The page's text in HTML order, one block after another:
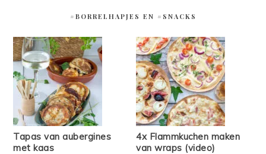
#BORRELHAPJES EN #SNACKS
Tapas van aubergines
met kaas
4x Flammkuchen maken
van wraps (video)